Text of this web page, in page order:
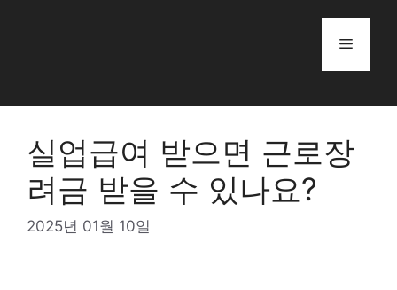
Menu
실업급여 받으면 근로장
려금 받을 수 있나요?
2025년 01월 10일